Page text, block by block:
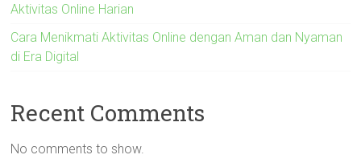
Aktivitas Online Harian
Cara Menikmati Aktivitas Online dengan Aman dan Nyaman
di Era Digital
Recent Comments
No comments to show.